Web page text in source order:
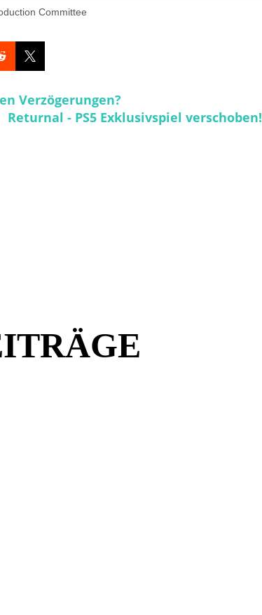
Committee
Verzögerungen?
Returnal - PS5 Exklusivspiel verschoben!